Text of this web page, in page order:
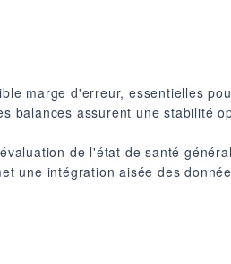
marge d'erreur, essentielles
balances assurent une stabilité
de l'état de santé
une intégration aisée des